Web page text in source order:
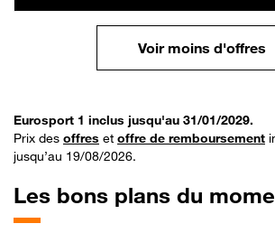
Voir moins d'offres
Eurosport 1 inclus jusqu'au 31/01/2029.
Prix des offres et offre de remboursement
jusqu’au 19/08/2026.
Les bons plans du